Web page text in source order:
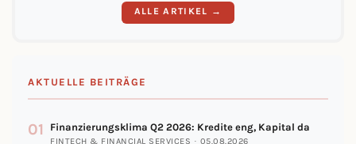
ALLE ARTIKEL →
AKTUELLE BEITRÄGE
01 Finanzierungsklima Q2 2026: Kredite eng, Kapital da
FINTECH & FINANCIAL SERVICES · 05.08.2026